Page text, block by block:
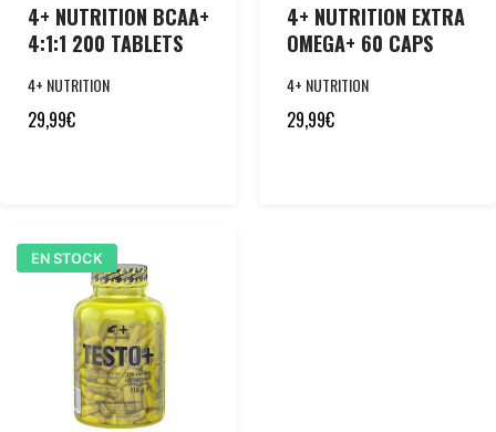
4+ NUTRITION BCAA+
4:1:1 200 TABLETS
4+ NUTRITION
29,99€
4+ NUTRITION EXTRA
OMEGA+ 60 CAPS
4+ NUTRITION
29,99€
EN STOCK